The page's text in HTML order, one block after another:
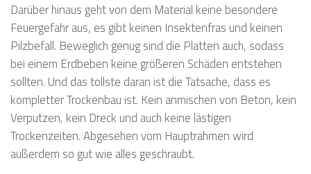
Darüber hinaus geht von dem Material keine besondere
Feuergefahr aus, es gibt keinen Insektenfras und keinen
Pilzbefall. Beweglich genug sind die Platten auch, sodass
bei einem Erdbeben keine größeren Schäden entstehen
sollten. Und das tollste daran ist die Tatsache, dass es
kompletter Trockenbau ist. Kein anmischen von Beton, kein
Verputzen, kein Dreck und auch keine lästigen
Trockenzeiten. Abgesehen vom Hauptrahmen wird
außerdem so gut wie alles geschraubt.